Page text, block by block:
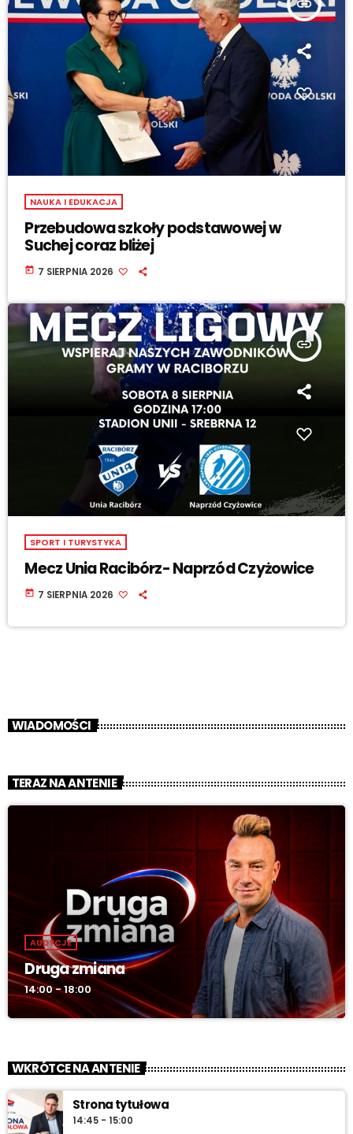
insert_link
NAUKA I EDUKACJA
Przebudowa szkoły podstawowej w
Suchej coraz bliżej
today 7 SIERPNIA 2026
insert_link
SPORT I TURYSTYKA
Mecz Unia Racibórz- Naprzód Czyżowice
today 7 SIERPNIA 2026
WIADOMOŚCI
TERAZ NA ANTENIE
AUDYCJE
Druga zmiana
14:00 - 18:00
WKRÓTCE NA ANTENIE
Strona tytułowa
14:45 - 15:00